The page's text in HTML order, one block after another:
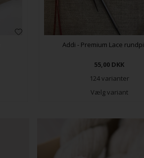
Addi - Premium Lace
55,00 DKK
124 varianter
Vælg variant